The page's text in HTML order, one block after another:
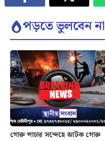
পড়তে ভুলবেন না
গোরু পাচার সন্দেহে আটক গোরু